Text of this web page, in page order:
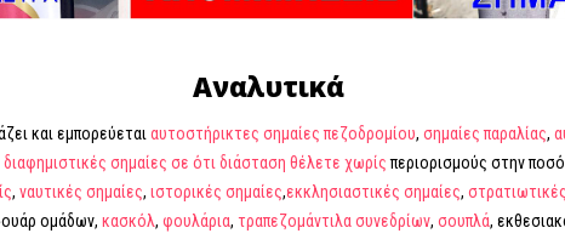
Αναλυτικά
και εμπορεύεταιαυτοστήρικτες σημαίες πεζοδρομίου, σημαίες παραλίας,
διαφημιστικές σημαίες σε ότι διάσταση θέλετε χωρίςπεριορισμούς στην
, ναυτικές σημαίες, ιστορικές σημαίες,εκκλησιαστικές σημαίες,
ομάδων, κασκόλ, φουλάρια, τραπεζομάντιλα συνεδρίων, σουπλά,